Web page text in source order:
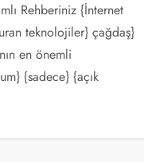
Rehberiniz {İnternet
teknolojiler} çağdaş}
en önemli
{sadece} {açık